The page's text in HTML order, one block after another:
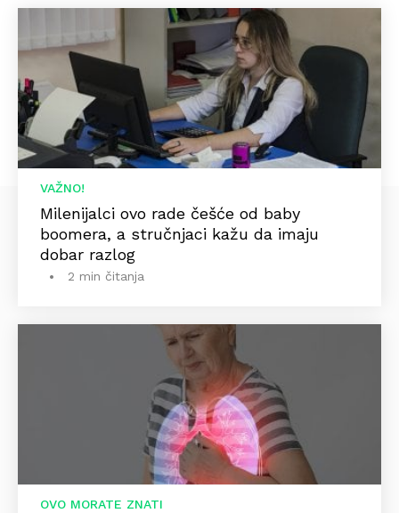
VAŽNO!
Milenijalci ovo rade češće od baby
boomera, a stručnjaci kažu da imaju
dobar razlog
2 min čitanja
OVO MORATE ZNATI